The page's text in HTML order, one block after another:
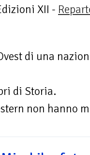
XII -
di una
di Storia.
non hanno